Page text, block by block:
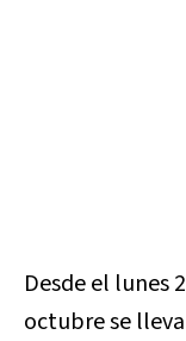
Desde el lunes
octubre se